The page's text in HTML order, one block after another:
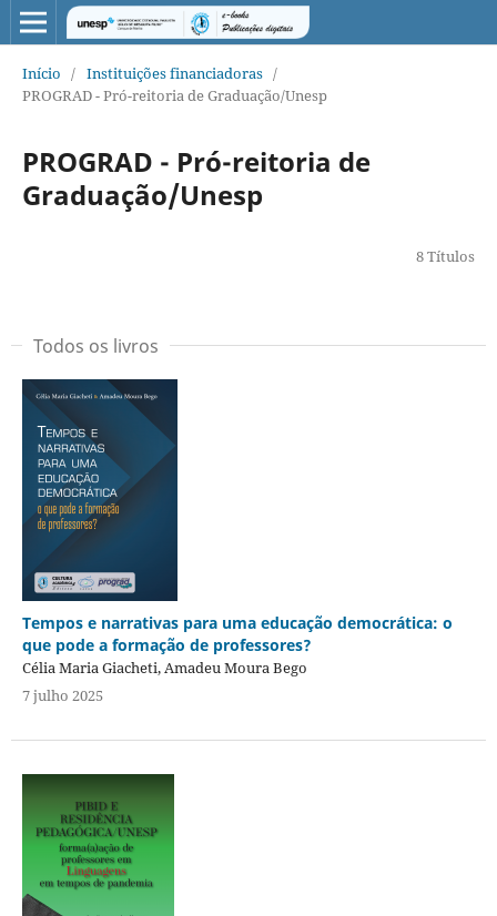
Início / Instituições financiadoras /
PROGRAD - Pró-reitoria de Graduação/Unesp
PROGRAD - Pró-reitoria de
Graduação/Unesp
8 Títulos
Todos os livros
Tempos e narrativas para uma educação democrática: o
que pode a formação de professores?
Célia Maria Giacheti, Amadeu Moura Bego
7 julho 2025